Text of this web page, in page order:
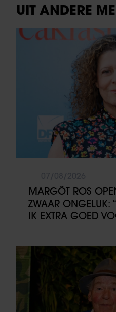
UIT ANDERE
MARGÔT ROS
ZWAAR ONGELUK:
IK EXTRA GOED